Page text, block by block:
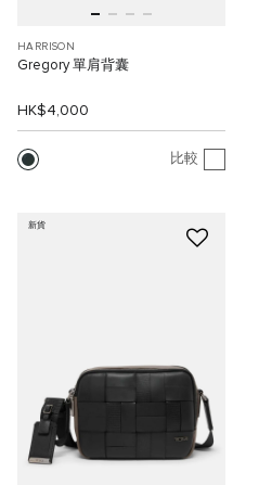
HARRISON
Gregory 單肩背囊
HK$4,000
比較
新貨